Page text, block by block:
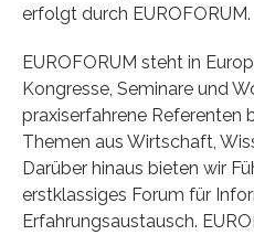
erfolgt durch EUROFORUM.
EUROFORUM steht in
Kongresse, Seminare und
praxiserfahrene Referenten
Themen aus Wirtschaft,
Darüber hinaus bieten wir
erstklassiges Forum für
Erfahrungsaustausch.